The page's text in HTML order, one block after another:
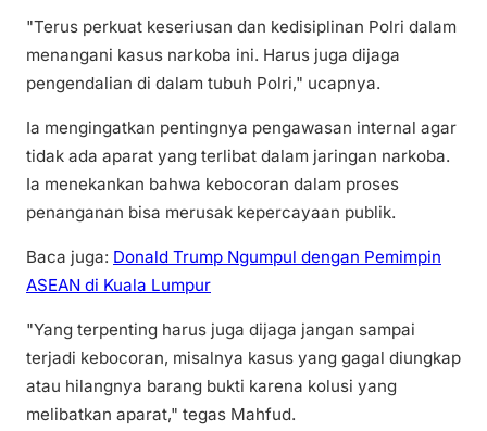
"Terus perkuat keseriusan dan kedisiplinan Polri dalam
menangani kasus narkoba ini. Harus juga dijaga
pengendalian di dalam tubuh Polri," ucapnya.
Ia mengingatkan pentingnya pengawasan internal agar
tidak ada aparat yang terlibat dalam jaringan narkoba.
Ia menekankan bahwa kebocoran dalam proses
penanganan bisa merusak kepercayaan publik.
Baca juga: Donald Trump Ngumpul dengan Pemimpin
ASEAN di Kuala Lumpur
"Yang terpenting harus juga dijaga jangan sampai
terjadi kebocoran, misalnya kasus yang gagal diungkap
atau hilangnya barang bukti karena kolusi yang
melibatkan aparat," tegas Mahfud.